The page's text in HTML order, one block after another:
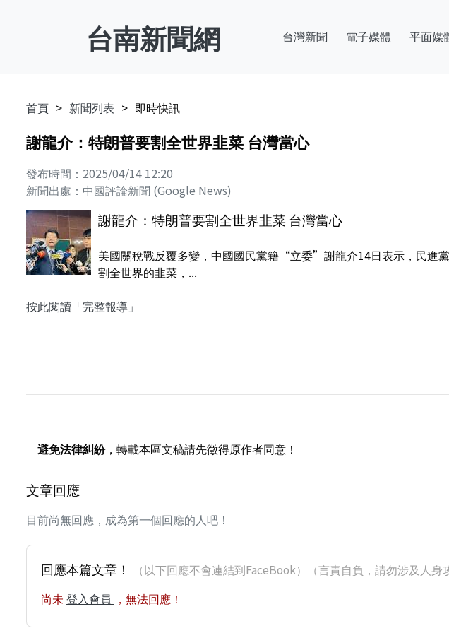
台南新聞網 台灣新聞 電子媒體 平面媒
首頁 新聞列表 即時快訊
謝龍介：特朗普要割全世界韭菜 台灣當心
發布時間：2025/04/14 12:20
新聞出處：中國評論新聞 (Google News)
謝龍介：特朗普要割全世界韭菜 台灣當心
美國關稅戰反覆多變，中國國民黨籍“立委”謝龍介14日表示，民進
割全世界的韭菜，...
按此閱讀「完整報導」
避免法律糾紛，轉載本區文稿請先徵得原作者同意！
文章回應
目前尚無回應，成為第一個回應的人吧！
回應本篇文章！ （以下回應不會連結到FaceBook）（言責自負，請勿涉及人身
尚未 登入會員 ，無法回應！